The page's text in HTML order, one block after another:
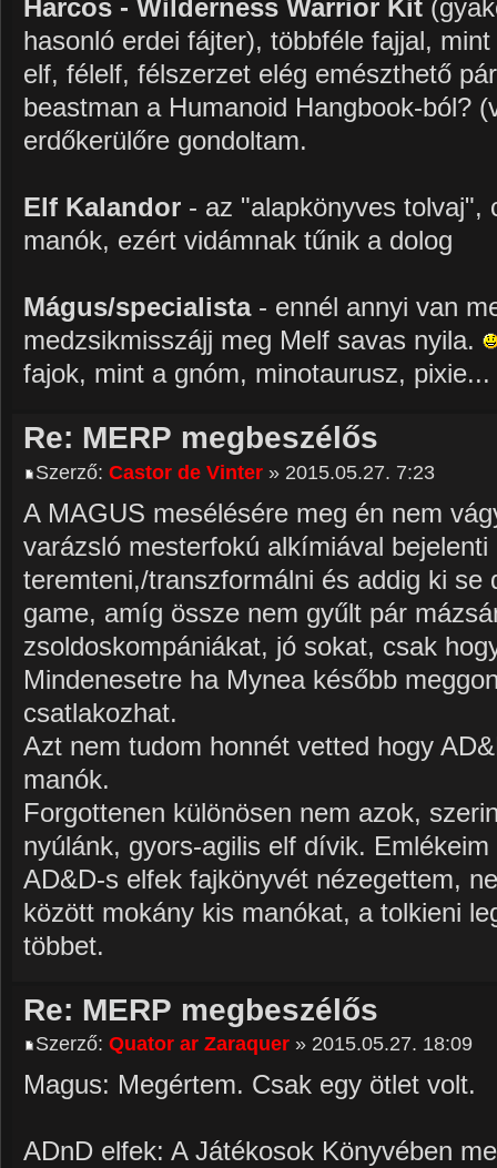
Harcos - Wilderness Warrior Kit
hasonló erdei fájter), többféle fajjal,
elf, félelf, félszerzet elég emészthető
beastman a Humanoid Hangbook-ból?
erdőkerülőre gondoltam.
Elf Kalandor - az "alapkönyves tolvaj",
manók, ezért vidámnak tűnik a dolog
Mágus/specialista- ennél annyi van
medzsikmisszájj meg Melf savas nyila.
fajok, mint a gnóm, minotaurusz, pixie...
Re: MERP megbeszélős
Szerző: Castor de Vinter » 2015.05.27. 7:23
A MAGUS mesélésére meg én nem
varázsló mesterfokú alkímiával
teremteni,/transzformálni és addig ki se
game, amíg össze nem gyűlt pár
zsoldoskompániákat, jó sokat, csak
Mindenesetre ha Mynea később
csatlakozhat.
Azt nem tudom honnét vetted hogy
manók.
Forgottenen különösen nem azok,
nyúlánk, gyors-agilis elf dívik.
AD&D-s elfek fajkönyvét nézegettem,
között mokány kis manókat, a tolkieni
többet.
Re: MERP megbeszélős
Szerző: Quator ar Zaraquer » 2015.05.27. 18:09
Magus: Megértem. Csak egy ötlet volt.
ADnD elfek: A Játékosok Könyvében